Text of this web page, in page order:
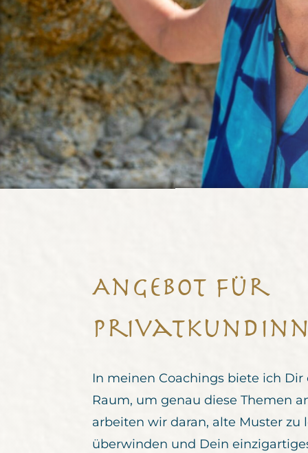
Angebot für
In meinen Coachings biete ich
Raum, um genau diese Themen
arbeiten wir daran, alte Muster zu
überwinden und Dein